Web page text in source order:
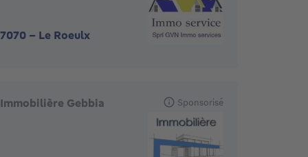
7070 - Le Roeulx
Immobilière Gebbia Sponsorisé